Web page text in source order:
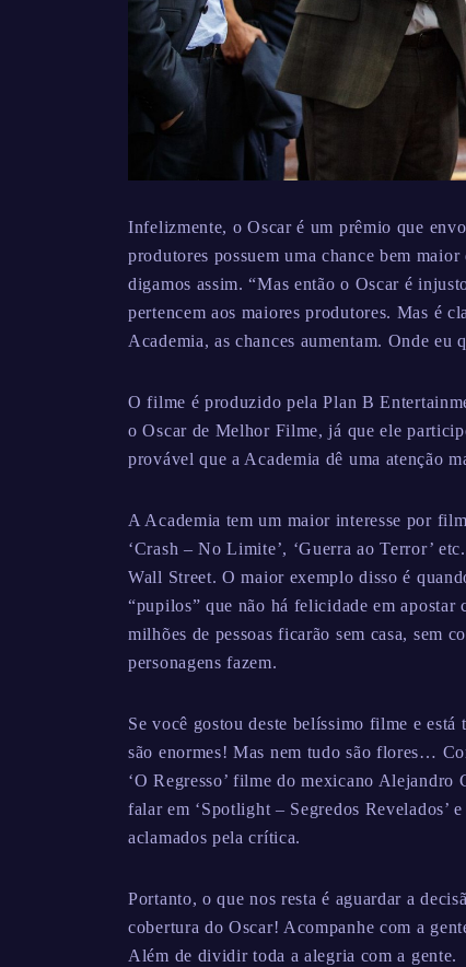
Infelizmente, o Oscar é um prêmio que
produtores possuem uma chance bem
digamos assim. “Mas então o Oscar é
pertencem aos maiores produtores. Mas é
Academia, as chances aumentam. Onde eu
O filme é produzido pela Plan B
o Oscar de Melhor Filme, já que ele
provável que a Academia dê uma atenção
A Academia tem um maior interesse por
‘Crash – No Limite’, ‘Guerra ao Terror’
Wall Street. O maior exemplo disso é
“pupilos” que não há felicidade em
milhões de pessoas ficarão sem casa, sem
personagens fazem.
Se você gostou deste belíssimo filme e está
são enormes! Mas nem tudo são flores…
‘O Regresso’ filme do mexicano Alejandro
falar em ‘Spotlight – Segredos Revelados’
aclamados pela crítica.
Portanto, o que nos resta é aguardar a
cobertura do Oscar! Acompanhe com a
Além de dividir toda a alegria com a gente.